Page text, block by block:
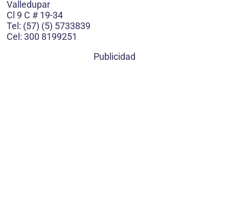
Valledupar
Cl 9 C # 19-34
Tel: (57) (5) 5733839
Cel: 300 8199251
Publicidad